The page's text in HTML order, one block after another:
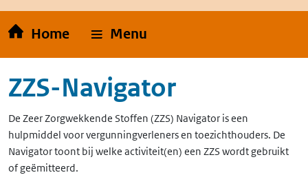
Home Menu
ZZS-Navigator
De Zeer Zorgwekkende Stoffen (ZZS) Navigator is een
hulpmiddel voor vergunningverleners en toezichthouders. De
Navigator toont bij welke activiteit(en) een ZZS wordt gebruikt
of geëmitteerd.